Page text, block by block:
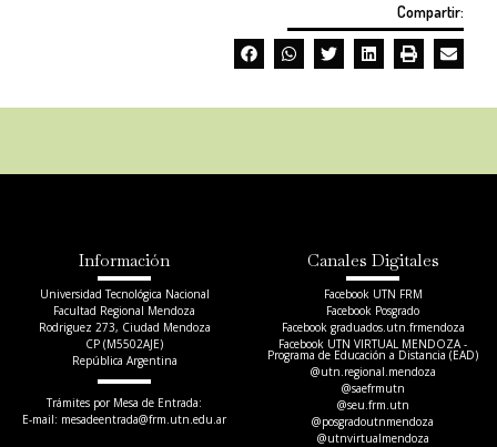
Compartir:
Información
Universidad Tecnológica Nacional
Facultad Regional Mendoza
Rodriguez 273, Ciudad Mendoza
CP (M5502AJE)
República Argentina
Trámites por Mesa de Entrada:
E-mail: mesadeentrada@frm.utn.edu.ar​
Canales Digitales
Facebook UTN FRM
Facebook Posgrado
Facebook graduados.utn.frmendoza
Facebook UTN VIRTUAL MENDOZA -
Programa de Educación a Distancia (EAD)
@utn.regional.mendoza
@saefrmutn
@seu.frm.utn
@posgradoutnmendoza
@utnvirtualmendoza